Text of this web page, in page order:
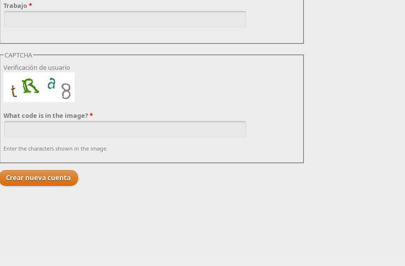
Trabajo*
CAPTCHA
Verificación de usuario
What code is in the image?*
Enter the characters shown in the image.